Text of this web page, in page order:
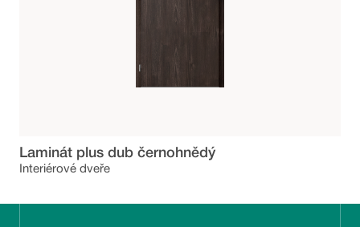
Laminát plus dub černohnědý
Interiérové dveře